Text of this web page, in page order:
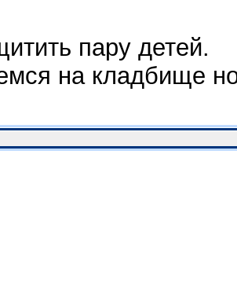
пару детей.
на кладбище